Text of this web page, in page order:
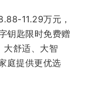
11.29万元，
钥匙限时免费赠
大舒适、大智
庭提供更优选